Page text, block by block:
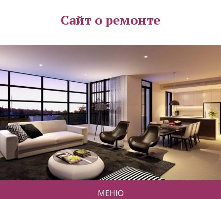
Сайт о ремонте
МЕНЮ